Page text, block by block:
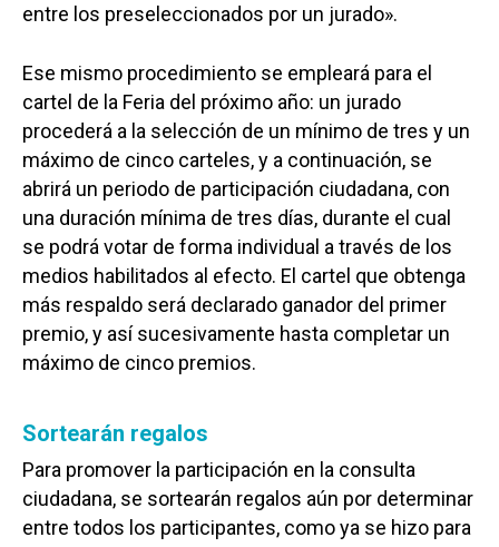
entre los preseleccionados por un jurado».
Ese mismo procedimiento se empleará para el
cartel de la Feria del próximo año: un jurado
procederá a la selección de un mínimo de tres y un
máximo de cinco carteles, y a continuación, se
abrirá un periodo de participación ciudadana, con
una duración mínima de tres días, durante el cual
se podrá votar de forma individual a través de los
medios habilitados al efecto. El cartel que obtenga
más respaldo será declarado ganador del primer
premio, y así sucesivamente hasta completar un
máximo de cinco premios.
Sortearán regalos
Para promover la participación en la consulta
ciudadana, se sortearán regalos aún por determinar
entre todos los participantes, como ya se hizo para